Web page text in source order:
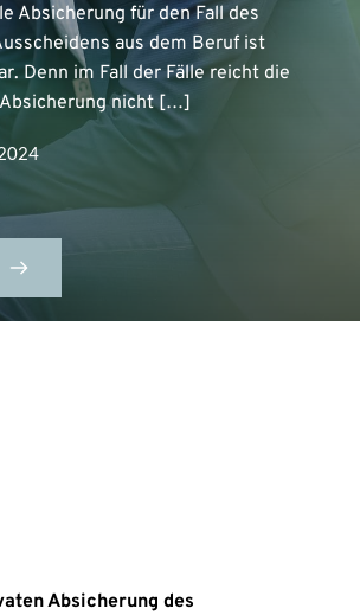
Absicherung für den Fall des
aus dem Beruf ist
Denn im Fall der Fälle reicht die
nicht […]
Absicherung des